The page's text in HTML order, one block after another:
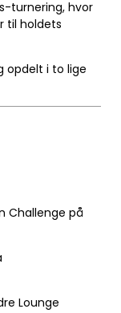
turnering, hvor
til holdets
opdelt i to lige
Challenge på
Lounge